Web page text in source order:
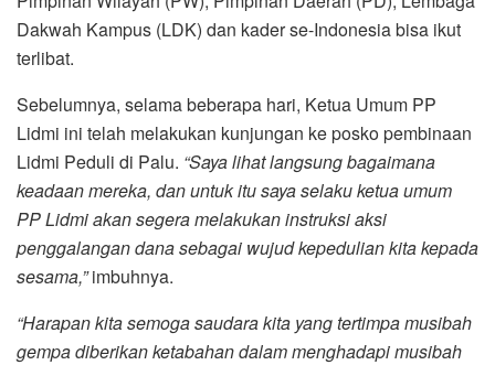
Dakwah Kampus (LDK) dan kader se-Indonesia bisa ikut
terlibat.
Sebelumnya, selama beberapa hari, Ketua Umum PP
Lidmi ini telah melakukan kunjungan ke posko pembinaan
Lidmi Peduli di Palu. “Saya lihat langsung bagaimana
keadaan mereka, dan untuk itu saya selaku ketua umum
PP Lidmi akan segera melakukan instruksi aksi
penggalangan dana sebagai wujud kepedulian kita kepada
sesama,”imbuhnya.
“Harapan kita semoga saudara kita yang tertimpa musibah
gempa diberikan ketabahan dalam menghadapi musibah